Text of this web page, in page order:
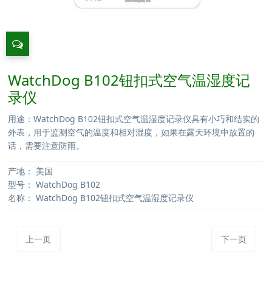
WatchDog B102钮扣式空气温湿度记
录仪
用途：WatchDog B102钮扣式空气温湿度记录仪具有小巧和结实的
外表，用于监测空气的温度和相对湿度，如果在露天环境中放置的
话，需要注意防雨。
产地： 美国
型号： WatchDog B102
名称： WatchDog B102钮扣式空气温湿度记录仪
上一页 下一页